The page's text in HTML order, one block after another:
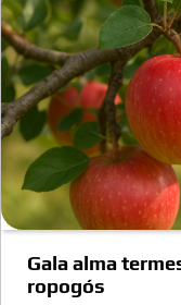
Gala alma
ropogós